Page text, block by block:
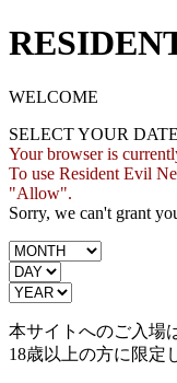
WELCOME
SELECT YOUR
Your browser is
To use Resident Evil
"Allow".
Sorry, we can't grant
本サイトへのご入場
18歳以上の方に限定